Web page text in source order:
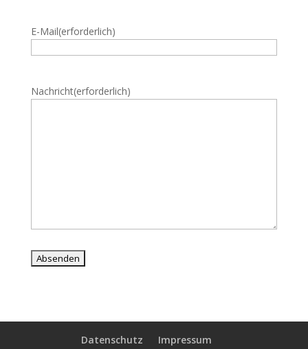
E-Mail(erforderlich)
Nachricht(erforderlich)
Datenschutz Impressum